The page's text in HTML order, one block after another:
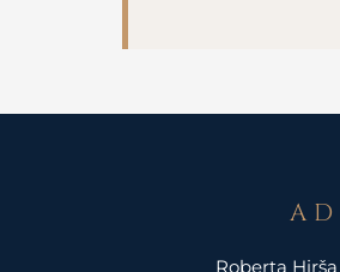
Roberta Hirša